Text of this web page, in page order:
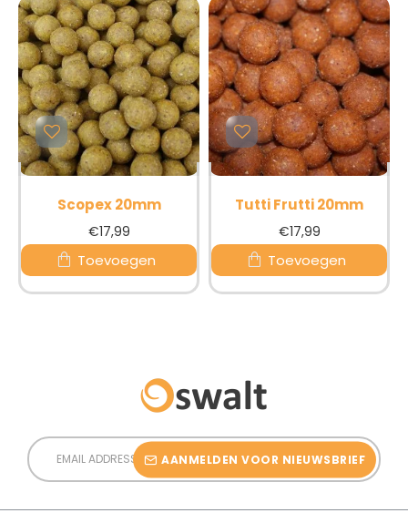
Scopex 20mm
€17,99
Toevoegen
Tutti Frutti 20mm
€17,99
Toevoegen
Email
Address
AANMELDEN VOOR NIEUWSBRIEF